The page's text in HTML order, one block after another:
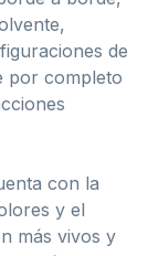
de
por completo
con la
y el
más vivos y